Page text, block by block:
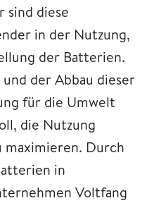
sind diese
in der Nutzung,
der Batterien.
der Abbau dieser
für die Umwelt
die Nutzung
maximieren. Durch
in
Voltfang